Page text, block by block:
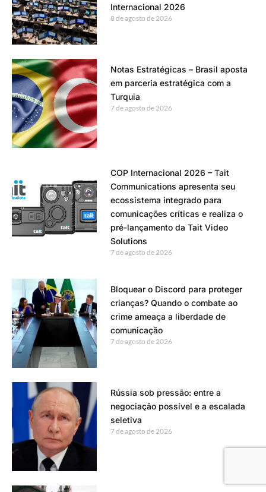
Internacional 2026
8 de agosto de 2026
Notas Estratégicas – Brasil aposta
em parceria estratégica com a
Turquia
7 de agosto de 2026
COP Internacional 2026 – Tait
Communications apresenta seu
ecossistema integrado para
comunicações críticas e realiza o
pré-lançamento da Tait Video
Solutions
7 de agosto de 2026
Bloquear o Discord para proteger
crianças? Quando o combate ao
crime ameaça a liberdade de
comunicação
7 de agosto de 2026
Rússia sob pressão: entre a
negociação possível e a escalada
seletiva
7 de agosto de 2026